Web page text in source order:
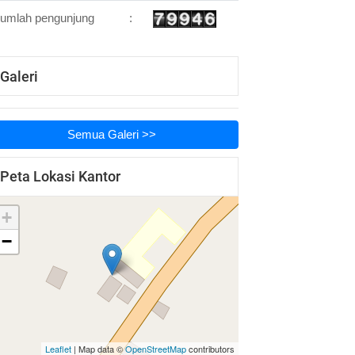
pengunjung :
Galeri
Semua Galeri >>
Peta Lokasi Kantor
+
−
Leaflet | Map data ©OpenStreetMapcontributors